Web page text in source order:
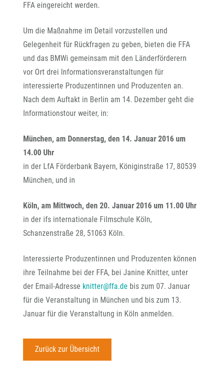
FFA eingereicht werden.
Um die Maßnahme im Detail vorzustellen und
Gelegenheit für Rückfragen zu geben, bieten die FFA
und das BMWi gemeinsam mit den Länderförderern
vor Ort drei Informationsveranstaltungen für
interessierte Produzentinnen und Produzenten an.
Nach dem Auftakt in Berlin am 14. Dezember geht die
Informationstour weiter, in:
München, am Donnerstag, den 14. Januar 2016 um
14.00 Uhr
in der LfA Förderbank Bayern, Königinstraße 17, 80539
München, und in
Köln, am Mittwoch, den 20. Januar 2016 um 11.00 Uhr
in der ifs internationale Filmschule Köln,
Schanzenstraße 28, 51063 Köln.
Interessierte Produzentinnen und Produzenten können
ihre Teilnahme bei der FFA, bei Janine Knitter, unter
der Email-Adresse knitter@ffa.de bis zum 07. Januar
für die Veranstaltung in München und bis zum 13.
Januar für die Veranstaltung in Köln anmelden.
Zurück zur Übersicht